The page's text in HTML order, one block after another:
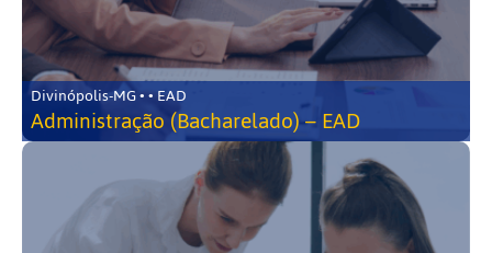
Divinópolis-MG • • EAD
Administração (Bacharelado) – EAD